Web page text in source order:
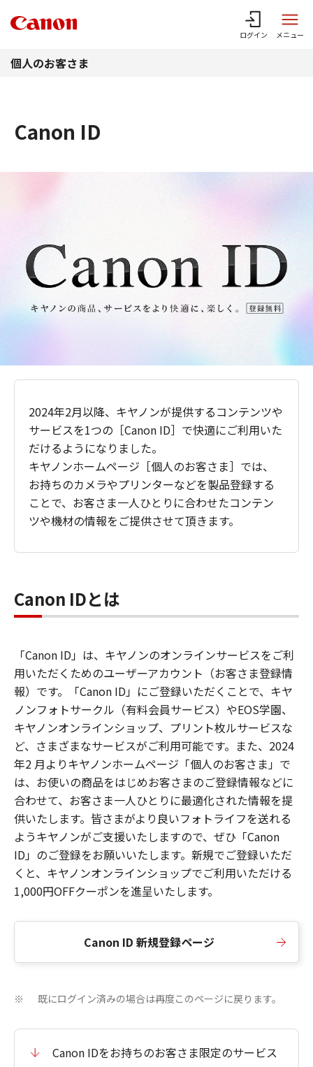
ログイン メニュー
個人のお客さま
Canon ID
2024年2月以降、キヤノンが提供するコンテンツや
サービスを1つの［Canon ID］で快適にご利用いた
だけるようになりました。
キヤノンホームページ［個人のお客さま］では、
お持ちのカメラやプリンターなどを製品登録する
ことで、お客さま一人ひとりに合わせたコンテン
ツや機材の情報をご提供させて頂きます。
Canon IDとは
「Canon ID」は、キヤノンのオンラインサービスをご利
用いただくためのユーザーアカウント（お客さま登録情
報）です。「Canon ID」にご登録いただくことで、キヤ
ノンフォトサークル（有料会員サービス）やEOS学園、
キヤノンオンラインショップ、プリント枚ルサービスな
ど、さまざまなサービスがご利用可能です。また、2024
年2 月よりキヤノンホームページ「個人のお客さま」で
は、お使いの商品をはじめお客さまのご登録情報などに
合わせて、お客さま一人ひとりに最適化された情報を提
供いたします。皆さまがより良いフォトライフを送れる
ようキヤノンがご支援いたしますので、ぜひ「Canon
ID」のご登録をお願いいたします。新規でご登録いただ
くと、キヤノンオンラインショップでご利用いただける
1,000円OFFクーポンを進呈いたします。
Canon ID 新規登録ページ
※ 既にログイン済みの場合は再度このページに戻ります。
Canon IDをお持ちのお客さま限定のサービス